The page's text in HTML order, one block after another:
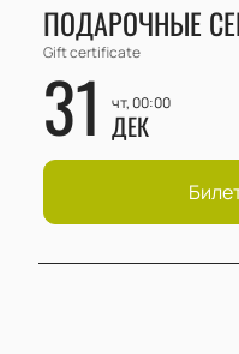
ПОДАРОЧНЫЕ
Gift certificate
31 чт, 00:00
ДЕК